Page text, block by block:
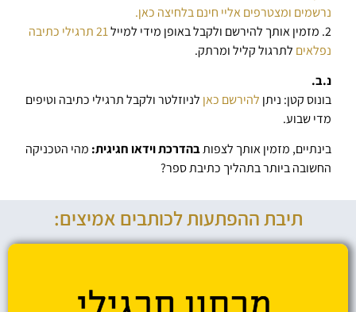
נרשמים ומצטרפים אליי חינם בלחיצה כאן.
2. מזמין אותך להירשם ולקבל באופן מידי למייל
21 תרגילי כתיבה
נפלאים לתרגול קליל ומרתק.
נ.ב.
בונוס קטן: ניתן להירשם כאן לניוזלטר ולקבל תרגילי כתיבה וטיפים
מדי שבוע.
בינתיים, מזמין אותך לצפותבהדרכת וידאו חגיגית: מהי הטכניקה
החשובה ביותר בתהליך כתיבת ספר?
תיבת ההפתעות לכותבים אמיצים: